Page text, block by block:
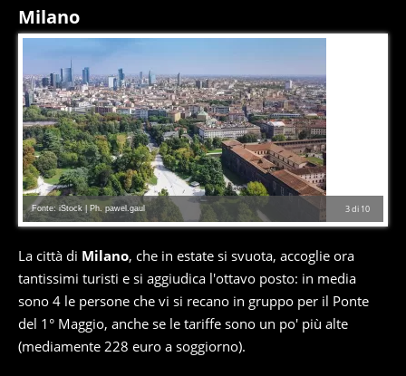
Milano
3di 10
Fonte: iStock | Ph. pawel.gaul
La città di Milano, che in estate si svuota, accoglie ora
tantissimi turisti e si aggiudica l'ottavo posto: in media
sono 4 le persone che vi si recano in gruppo per il Ponte
del 1° Maggio, anche se le tariffe sono un po' più alte
(mediamente 228 euro a soggiorno).